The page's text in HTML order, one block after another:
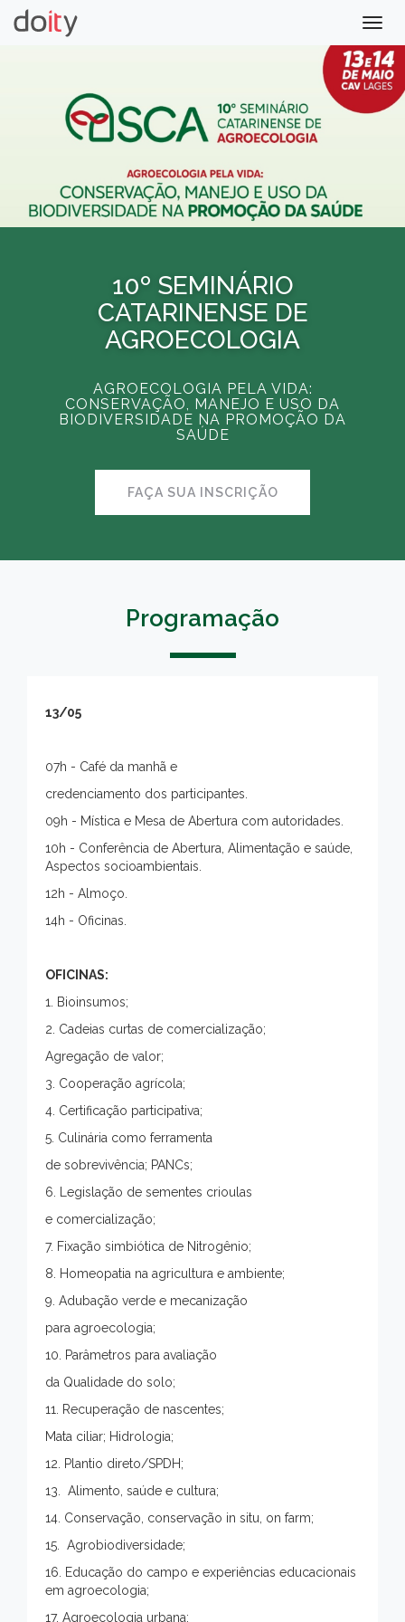
10º SEMINÁRIO
CATARINENSE DE
AGROECOLOGIA
AGROECOLOGIA PELA VIDA:
CONSERVAÇÃO, MANEJO E USO DA
BIODIVERSIDADE NA PROMOÇÃO DA
SAÚDE
FAÇA SUA INSCRIÇÃO
Programação
13/05
07h - Café da manhã e
credenciamento dos participantes.
09h - Mística e Mesa de Abertura com autoridades.
10h - Conferência de Abertura, Alimentação e saúde,
Aspectos socioambientais.
12h - Almoço.
14h - Oficinas.
OFICINAS:
1. Bioinsumos;
2. Cadeias curtas de comercialização;
Agregação de valor;
3. Cooperação agrícola;
4. Certificação participativa;
5. Culinária como ferramenta
de sobrevivência; PANCs;
6. Legislação de sementes crioulas
e comercialização;
7. Fixação simbiótica de Nitrogênio;
8. Homeopatia na agricultura e ambiente;
9. Adubação verde e mecanização
para agroecologia;
10. Parâmetros para avaliação
da Qualidade do solo;
11. Recuperação de nascentes;
Mata ciliar; Hidrologia;
12. Plantio direto/SPDH;
13. Alimento, saúde e cultura;
14. Conservação, conservação in situ, on farm;
15. Agrobiodiversidade;
16. Educação do campo e experiências educacionais
em agroecologia;
17. Agroecologia urbana;